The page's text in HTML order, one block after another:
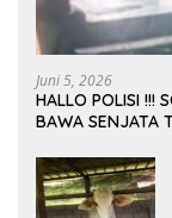
Juni 5, 2026
HALLO POLISI !!!
BAWA SENJATA